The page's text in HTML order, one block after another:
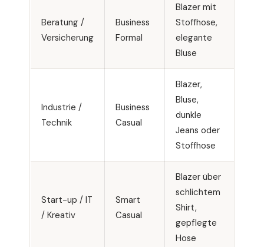
Beratung /
Versicherung
Business
Formal
Blazer mit
Stoffhose,
elegante
Bluse
Industrie /
Technik
Business
Casual
Blazer,
Bluse,
dunkle
Jeans oder
Stoffhose
Start-up / IT
/ Kreativ
Smart
Casual
Blazer über
schlichtem
Shirt,
gepflegte
Hose